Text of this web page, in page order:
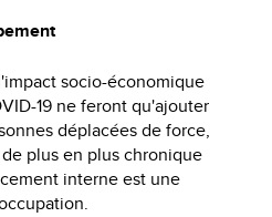
socio-économique
19 ne feront qu'ajouter
déplacées de force,
plus en plus chronique
interne est une